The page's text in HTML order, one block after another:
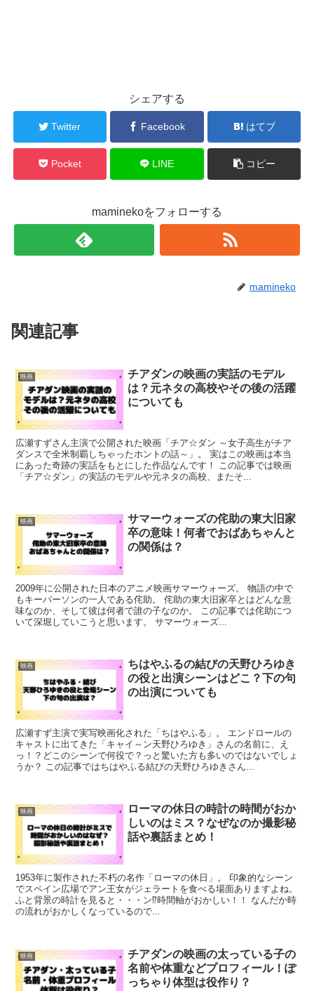
シェアする
Twitter Facebook はてブ
Pocket LINE コピー
maminekoをフォローする
mamineko
関連記事
映画
チアダンの映画の実話のモデル
は？元ネタの高校やその後の活躍
についても
広瀬すずさん主演で公開された映画「チア☆ダン ～女子高生がチア
ダンスで全米制覇しちゃったホントの話～」。 実はこの映画は本当
にあった奇跡の実話をもとにした作品なんです！ この記事では映画
「チア☆ダン」の実話のモデルや元ネタの高校、またそ...
映画
サマーウォーズの侘助の東大旧家
卒の意味！何者でおばあちゃんと
の関係は？
2009年に公開された日本のアニメ映画サマーウォーズ。 物語の中で
もキーパーソンの一人である侘助。 侘助の東大旧家卒とはどんな意
味なのか、そして彼は何者で誰の子なのか。 この記事では侘助につ
いて深堀していこうと思います。 サマーウォーズ...
映画
ちはやふるの結びの天野ひろゆき
の役と出演シーンはどこ？下の句
の出演についても
広瀬すず主演で実写映画化された「ちはやふる」。 エンドロールの
キャストに出てきた「キャイ～ン天野ひろゆき」さんの名前に、え
っ！？どこのシーンで何役で？っと驚いた方も多いのではないでしょ
うか？ この記事ではちはやふる結びの天野ひろゆきさん...
映画
ローマの休日の時計の時間がおか
しいのはミス？なぜなのか撮影秘
話や裏話まとめ！
1953年に製作された不朽の名作「ローマの休日」。 印象的なシーン
でスペイン広場でアン王女がジェラートを食べる場面ありますよね。
ふと背景の時計を見ると・・・ン⁉時間軸がおかしい！！ なんだか時
の流れがおかしくなっているので...
映画
チアダンの映画の太っている子の
名前や体重などプロフィール！ぽ
っちゃり体型は役作り？